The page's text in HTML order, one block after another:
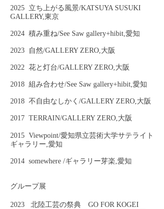
2025 立ち上がる風景/KATSUYA SUSUKI
GALLERY,東京
2024 積み重ね/See Saw gallery+hibit,愛知
2023 自然/GALLERY ZERO,大阪
2022 花と灯台/GALLERY ZERO,大阪
2018 組み合わせ/See Saw gallery+hibit,愛知
2018 不自由なしかく/GALLERY ZERO,大阪
2017 TERRAIN/GALLERY ZERO,大阪
2015 Viewpoint/愛知県立芸術大学サテライト
ギャラリー,愛知
2014 somewhere /ギャラリー芽楽,愛知
グループ展
2023
北陸工芸の祭典 GO FOR KOGEI